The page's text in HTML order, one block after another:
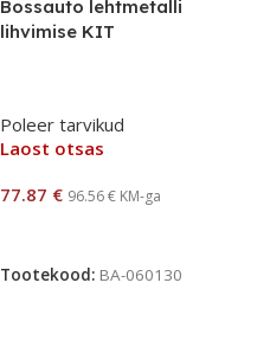
Bossauto lehtmetalli
lihvimise KIT
Poleer tarvikud
Laost otsas
77.87 € 96.56€ KM-ga
Tootekood: BA-060130